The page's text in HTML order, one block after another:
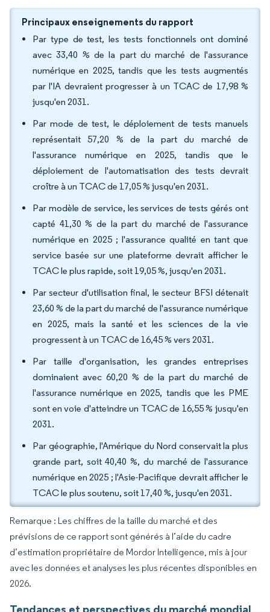
Principaux enseignements du rapport
Par type de test, les tests fonctionnels ont dominé
avec 33,40 % de la part du marché de l'assurance
numérique en 2025, tandis que les tests augmentés
par l'IA devraient progresser à un TCAC de 17,98 %
jusqu'en 2031.
Par mode de test, le déploiement de tests manuels
représentait 57,20 % de la part du marché de
l'assurance numérique en 2025, tandis que le
déploiement de l'automatisation des tests devrait
croître à un TCAC de 17,05 % jusqu'en 2031.
Par modèle de service, les services de tests gérés ont
capté 41,30 % de la part du marché de l'assurance
numérique en 2025 ; l'assurance qualité en tant que
service basée sur une plateforme devrait afficher le
TCAC le plus rapide, soit 19,05 %, jusqu'en 2031.
Par secteur d'utilisation final, le secteur BFSI détenait
23,60 % de la part du marché de l'assurance numérique
en 2025, mais la santé et les sciences de la vie
progressent à un TCAC de 16,45 % vers 2031.
Par taille d'organisation, les grandes entreprises
dominaient avec 60,20 % de la part du marché de
l'assurance numérique en 2025, tandis que les PME
sont en voie d'atteindre un TCAC de 16,55 % jusqu'en
2031.
Par géographie, l'Amérique du Nord conservait la plus
grande part, soit 40,40 %, du marché de l'assurance
numérique en 2025 ; l'Asie-Pacifique devrait afficher le
TCAC le plus soutenu, soit 17,40 %, jusqu'en 2031.
Remarque : Les chiffres de la taille du marché et des
prévisions de ce rapport sont générés à l’aide du cadre
d’estimation propriétaire de Mordor Intelligence, mis à jour
avec les données et analyses les plus récentes disponibles en
2026.
Tendances et perspectives du marché mondial